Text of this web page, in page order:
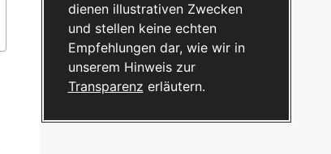
dienen illustrativen Zwecken
und stellen keine echten
Empfehlungen dar, wie wir in
unserem Hinweis zur
Transparenz erläutern.